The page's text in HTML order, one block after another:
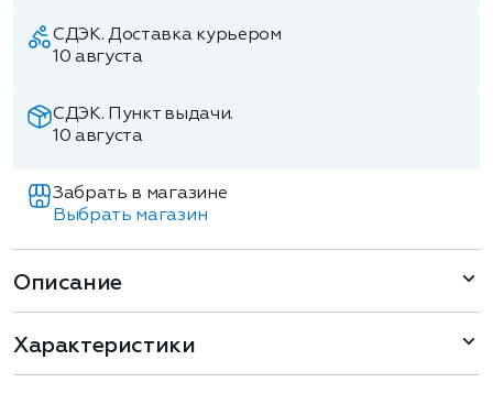
СДЭК. Доставка курьером
10 августа
СДЭК. Пункт выдачи.
10 августа
Забрать в магазине
Выбрать магазин
Описание
Характеристики